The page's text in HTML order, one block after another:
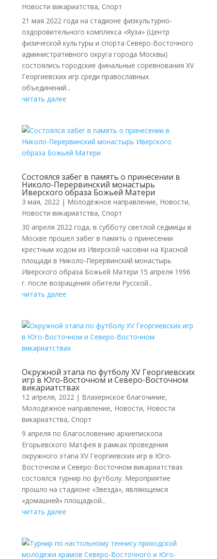
Новости викариатства, Спорт
21 мая 2022 года на стадионе физкультурно-
оздоровительного комплекса «Яуза» (Центр
физической культуры и спорта Северо-Восточного
административного округа города Москвы)
состоялись городские финальные соревнования XV
Георгиевских игр среди православных
объединений...
читать далее
Состоялся забег в память о принесении в
Николо-Перервинский монастырь
Иверского образа Божьей Матери
3 мая, 2022| Молодёжное направление, Новости,
Новости викариатства, Спорт
30 апреля 2022 года, в субботу светлой седмицы в
Москве прошел забег в память о принесении
крестным ходом из Иверской часовни на Красной
площади в Николо-Перервинский монастырь
Иверского образа Божьей Матери 15 апреля 1996
г. после возращения обители Русской...
читать далее
Окружной этапа по футболу XV Георгиевских
игр в Юго-Восточном и Северо-Восточном
викариатствах
12 апреля, 2022| Влахернское благочиние,
Молодёжное направление, Новости, Новости
викариатства, Спорт
9 апреля по благословению архиепископа
Егорьевского Матфея в рамках проведения
окружного этапа XV Георгиевских игр в Юго-
Восточном и Северо-Восточном викариатствах
состоялся турнир по футболу. Мероприятие
прошло на стадионе «Звезда», являющемся
«домашней» площадкой...
читать далее